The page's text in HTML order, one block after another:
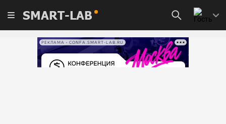
SMART-LAB
РЕКЛАМА • CONFA.SMART-LAB.RU